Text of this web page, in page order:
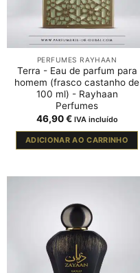
PERFUMES RAYHAAN
Terra - Eau de parfum para
homem (frasco castanho de
100 ml) - Rayhaan
Perfumes
46,90€ IVA incluído
ADICIONAR AO CARRINHO